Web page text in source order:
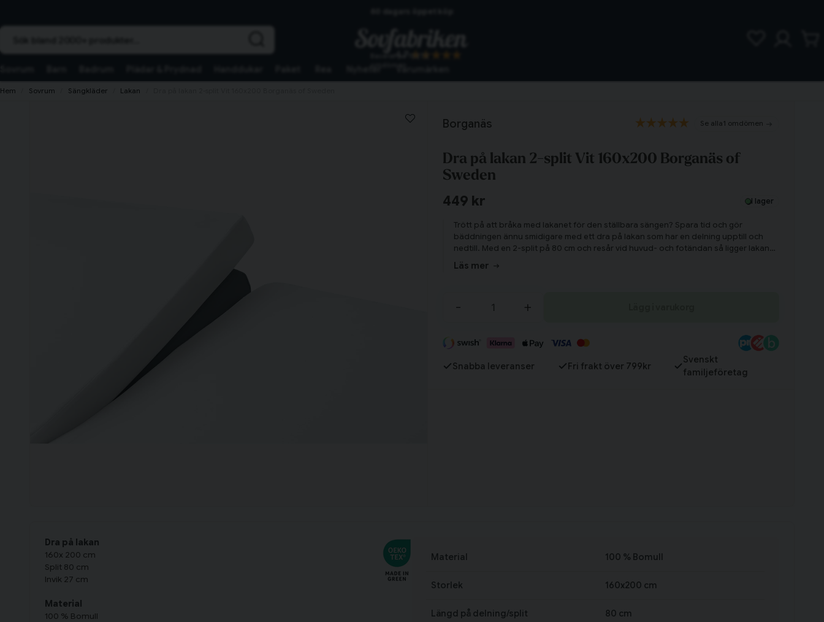
Skickas från lagret i Vinslöv
Hem Sovrum Sängkläder Lakan
Borganäs 1 omdömen
Dra på lakan 2-split Vit 160x200 Borganäs of
Sweden
449 kr I lager
Trött på att bråka med lakanet för den ställbara sängen? Spara tid och gör
bäddningen ännu smidigare med ett dra på lakan som har en delning upptill och
nedtill. Med en 2-split på 80 cm och resår vid huvud- och fotändan så ligger lakanet
på plats hela natten, även när sänghalvorna har olika höjd. Klicka hem dra på
lakanet med 2-split redan idag!
Läs mer
- +
Snabba leveranser Fri frakt över 799kr
Svenskt
familjeföretag
Dra på lakan
160x 200 cm
Split 80 cm
Invik 27 cm
Material
100 % Bomull
Material 100 % Bomull
Storlek 160x200 cm
Längd på delning/split 80 cm
Tillagd i varukorgen